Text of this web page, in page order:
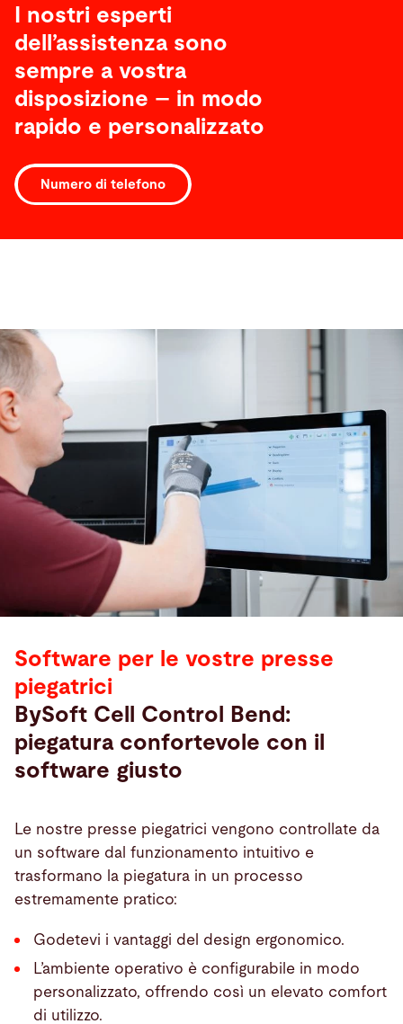
I nostri esperti
dell’assistenza sono
sempre a vostra
disposizione – in modo
rapido e personalizzato
Numero di telefono
Software per le vostre presse
piegatrici
BySoft Cell Control Bend:
piegatura confortevole con il
software giusto
Le nostre presse piegatrici vengono controllate da
un software dal funzionamento intuitivo e
trasformano la piegatura in un processo
estremamente pratico:
Godetevi i vantaggi del design ergonomico.
L’ambiente operativo è configurabile in modo
personalizzato, offrendo così un elevato comfort
di utilizzo.